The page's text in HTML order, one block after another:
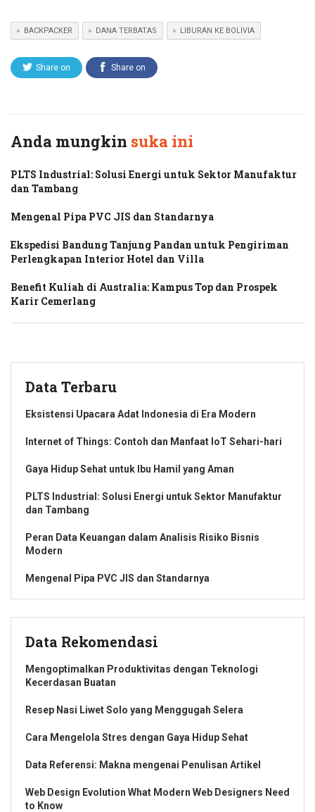
BACKPACKER DANA TERBATAS LIBURAN KE BOLIVIA
Share on Share on
Anda mungkin suka ini
PLTS Industrial: Solusi Energi untuk Sektor Manufaktur
dan Tambang
Mengenal Pipa PVC JIS dan Standarnya
Ekspedisi Bandung Tanjung Pandan untuk Pengiriman
Perlengkapan Interior Hotel dan Villa
Benefit Kuliah di Australia: Kampus Top dan Prospek
Karir Cemerlang
Data Terbaru
Eksistensi Upacara Adat Indonesia di Era Modern
Internet of Things: Contoh dan Manfaat IoT Sehari-hari
Gaya Hidup Sehat untuk Ibu Hamil yang Aman
PLTS Industrial: Solusi Energi untuk Sektor Manufaktur
dan Tambang
Peran Data Keuangan dalam Analisis Risiko Bisnis
Modern
Mengenal Pipa PVC JIS dan Standarnya
Data Rekomendasi
Mengoptimalkan Produktivitas dengan Teknologi
Kecerdasan Buatan
Resep Nasi Liwet Solo yang Menggugah Selera
Cara Mengelola Stres dengan Gaya Hidup Sehat
Data Referensi: Makna mengenai Penulisan Artikel
Web Design Evolution What Modern Web Designers Need
to Know